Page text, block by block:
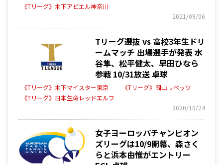
《Tリーグ》木下アビエル神奈川
2021/09/06
Tリーグ選抜 vs 高校3年生ドリ
ームマッチ 出場選手が発表 水
谷隼、松平健太、早田ひなら
参戦 10/31放送 卓球
《Tリーグ》木下マイスター東京
《Tリーグ》岡山リベッツ
《Tリーグ》日本生命レッドエルフ
2020/10/24
女子ヨーロッパチャンピオン
ズリーグは10/9開幕、森さく
らと浜本由惟がエントリー